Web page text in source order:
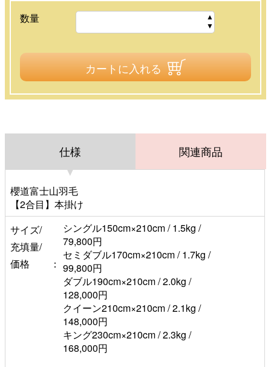
数量
カートに入れる
仕様 関連商品
櫻道富士山羽毛
【2合目】本掛け
サイズ/
充填量/
価格
シングル150cm×210cm / 1.5kg /
79,800円
セミダブル170cm×210cm / 1.7kg /
99,800円
ダブル190cm×210cm / 2.0kg /
128,000円
クイーン210cm×210cm / 2.1kg /
148,000円
キング230cm×210cm / 2.3kg /
168,000円